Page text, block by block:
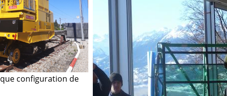
configuration de